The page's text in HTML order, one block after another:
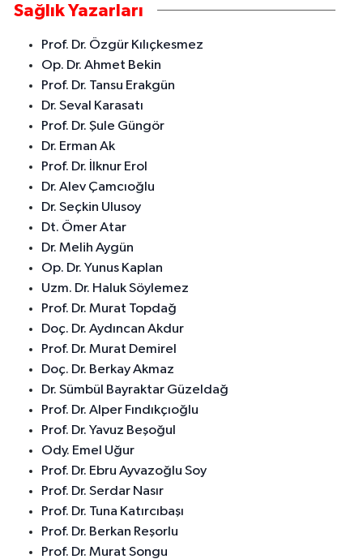
Sağlık Yazarları
Prof. Dr. Özgür Kılıçkesmez
Op. Dr. Ahmet Bekin
Prof. Dr. Tansu Erakgün
Dr. Seval Karasatı
Prof. Dr. Şule Güngör
Dr. Erman Ak
Prof. Dr. İlknur Erol
Dr. Alev Çamcıoğlu
Dr. Seçkin Ulusoy
Dt. Ömer Atar
Dr. Melih Aygün
Op. Dr. Yunus Kaplan
Uzm. Dr. Haluk Söylemez
Prof. Dr. Murat Topdağ
Doç. Dr. Aydıncan Akdur
Prof. Dr. Murat Demirel
Doç. Dr. Berkay Akmaz
Dr. Sümbül Bayraktar Güzeldağ
Prof. Dr. Alper Fındıkçıoğlu
Prof. Dr. Yavuz Beşoğul
Ody. Emel Uğur
Prof. Dr. Ebru Ayvazoğlu Soy
Prof. Dr. Serdar Nasır
Prof. Dr. Tuna Katırcıbaşı
Prof. Dr. Berkan Reşorlu
Prof. Dr. Murat Songu